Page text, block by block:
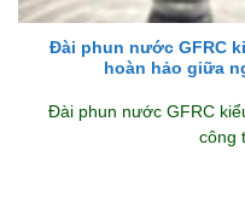
Đài phun nước GFRC
hoàn hảo giữa
Đài phun nước GFRC
công